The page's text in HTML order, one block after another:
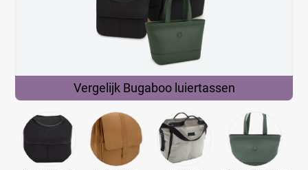
Vergelijk Bugaboo luiertassen